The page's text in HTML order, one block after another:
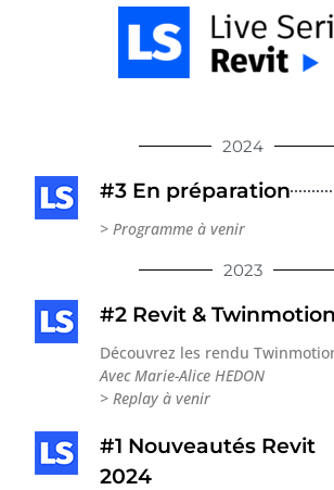
2024
#3 En préparation
> Programme à venir
2023
#2 Revit &
Découvrez les rendu
Avec Marie-Alice HEDON
> Replay à venir
#1 Nouveautés Revit
2024